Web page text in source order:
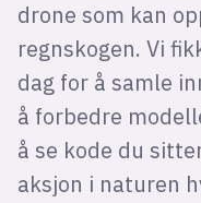
drone som kan
regnskogen. Vi
dag for å samle
å forbedre
å se kode du
aksjon i naturen